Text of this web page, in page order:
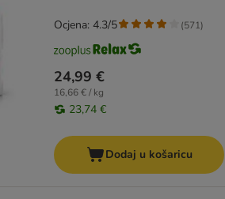
24,99 €
16,66 € / kg
23,74 €
Ocjena: 4.3/5 (571)
Dodaj u košaricu